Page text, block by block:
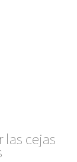
cejas